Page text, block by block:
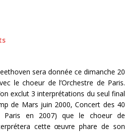
sera donnée ce dimanche 20
le choeur de l’Orchestre de Paris.
exclut 3 interprétations du seul final
de Mars juin 2000, Concert des 40
Paris en 2007) que le choeur de
cette œuvre phare de son